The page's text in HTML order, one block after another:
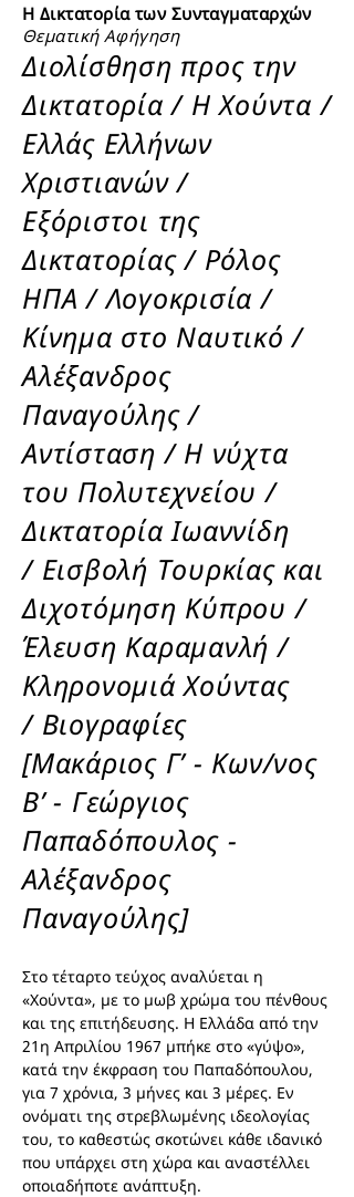
Η Δικτατορία των Συνταγματαρχών
Θεματική Αφήγηση
Διολίσθηση προς την
Δικτατορία / Η Χούντα /
Ελλάς Ελλήνων
Χριστιανών /
Εξόριστοι της
Δικτατορίας / Ρόλος
ΗΠΑ / Λογοκρισία /
Κίνημα στο Ναυτικό /
Αλέξανδρος
Παναγούλης /
Αντίσταση / Η νύχτα
του Πολυτεχνείου /
Δικτατορία Ιωαννίδη
/ Εισβολή Τουρκίας και
Διχοτόμηση Κύπρου /
Έλευση Καραμανλή /
Κληρονομιά Χούντας
/ Βιογραφίες
[Μακάριος Γ’ - Κων/νος
Β’ - Γεώργιος
Παπαδόπουλος -
Αλέξανδρος
Παναγούλης]
Στο τέταρτο τεύχος αναλύεται η
«Χούντα», με το μωβ χρώμα του πένθους
και της επιτήδευσης. Η Ελλάδα από την
21η Απριλίου 1967 μπήκε στο «γύψο»,
κατά την έκφραση του Παπαδόπουλου,
για 7 χρόνια, 3 μήνες και 3 μέρες. Εν
ονόματι της στρεβλωμένης ιδεολογίας
του, το καθεστώς σκοτώνει κάθε ιδανικό
που υπάρχει στη χώρα και αναστέλλει
οποιαδήποτε ανάπτυξη.